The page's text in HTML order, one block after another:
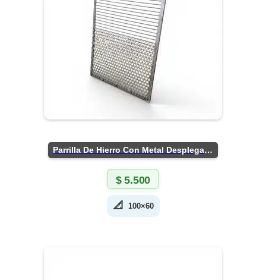
Parrilla De Hierro Con Metal Desplegado
$5.500
📐 100×60